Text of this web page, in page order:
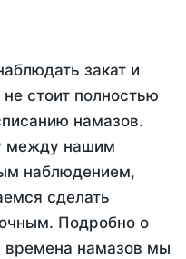
закат и
стоит полностью
намазов.
между нашим
наблюдением,
сделать
Подробно о
времена намазов мы